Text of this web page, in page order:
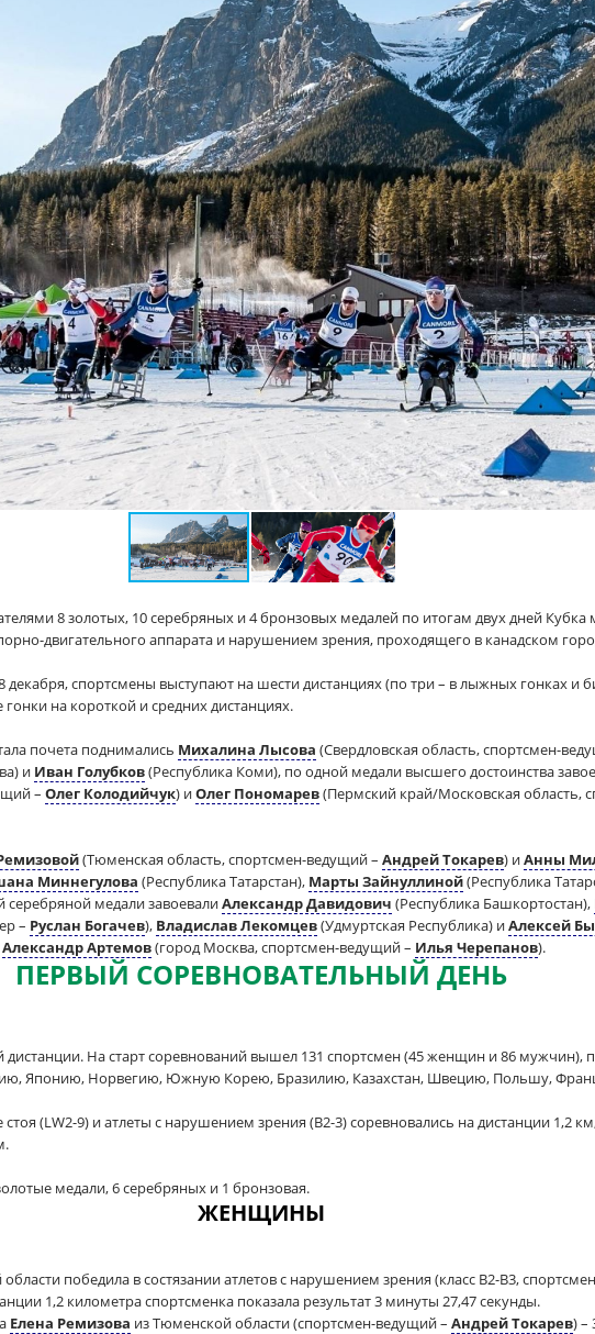
8 золотых, 10 серебряных и 4 бронзовых медалей по итогам двух дней
двигательного аппарата и нарушением зрения, проходящего в канадском
декабря, спортсмены выступают на шести дистанциях (по три – в лыжных гонках и
на короткой и средних дистанциях.
почета поднимались Михалина Лысова (Свердловская область, спортсмен-
и Иван Голубков(Республика Коми), по одной медали высшего достоинства
– Олег Колодийчук) иОлег Пономарев(Пермский край/Московская область,
(Тюменская область, спортсмен-ведущий – Андрей Токарев) иАнны
Миннегулова (Республика Татарстан), Марты Зайнуллиной(Республика
медали завоевалиАлександр Давидович (Республика Башкортостан),
– Руслан Богачев), Владислав Лекомцев(Удмуртская Республика) иАлексей
Александр Артемов(город Москва, спортсмен-ведущий – Илья Черепанов).
ПЕРВЫЙ СОРЕВНОВАТЕЛЬНЫЙ ДЕНЬ
дистанции. На старт соревнований вышел 131 спортсмен (45 женщин и 86 мужчин),
Японию, Норвегию, Южную Корею, Бразилию, Казахстан, Швецию, Польшу,
(LW2-9) и атлеты с нарушением зрения (B2-3) соревновались на дистанции 1,2
медали, 6 серебряных и 1 бронзовая.
ЖЕНЩИНЫ
области победила в состязании атлетов с нарушением зрения (класс В2-В3,
1,2 километра спортсменка показала результат 3 минуты 27,47 секунды.
Елена Ремизова из Тюменской области (спортсмен-ведущий – Андрей Токарев) –